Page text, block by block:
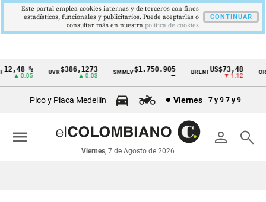
Cintillo
económicos
Colombia
%
▲ 0.05
UVR$386,1273
▲ 0.03
SMMLV$1.750.905 BRENTUS$73,48
▼ 1.12
ORO
Pico y Placa Medellín Viernes 7 y 9 7 y 9
person search
Viernes, 7 de Agosto de 2026
menu
Este portal emplea cookies internas y de terceros con fines
estadísticos, funcionales y publicitarios. Puede aceptarlas o
consultar más en nuestra politica de cookies
CONTINUAR